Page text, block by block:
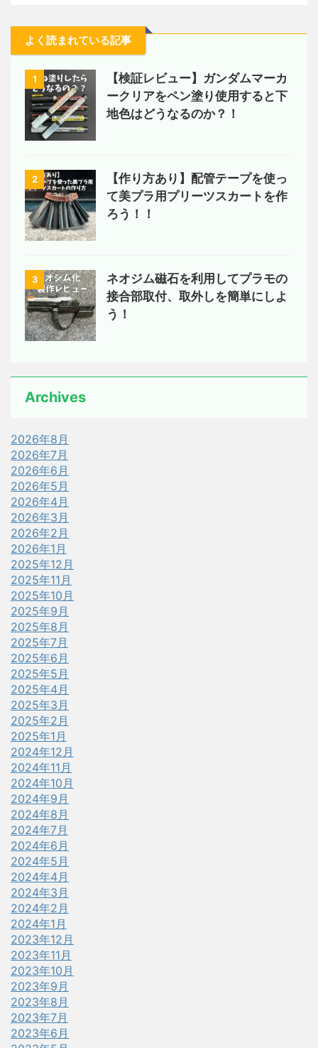
よく読まれている記事
1
【検証レビュー】ガンダムマーカ
ークリアをペン塗り使用すると下
地色はどうなるのか？！
2
【作り方あり】配管テープを使っ
て美プラ用プリーツスカートを作
ろう！！
3
ネオジム磁石を利用してプラモの
接合部取付、取外しを簡単にしよ
う！
Archives
2026年8月
2026年7月
2026年6月
2026年5月
2026年4月
2026年3月
2026年2月
2026年1月
2025年12月
2025年11月
2025年10月
2025年9月
2025年8月
2025年7月
2025年6月
2025年5月
2025年4月
2025年3月
2025年2月
2025年1月
2024年12月
2024年11月
2024年10月
2024年9月
2024年8月
2024年7月
2024年6月
2024年5月
2024年4月
2024年3月
2024年2月
2024年1月
2023年12月
2023年11月
2023年10月
2023年9月
2023年8月
2023年7月
2023年6月